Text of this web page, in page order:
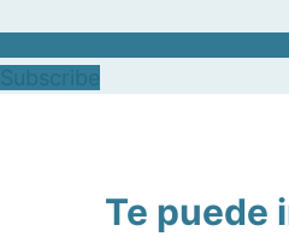
Te puede